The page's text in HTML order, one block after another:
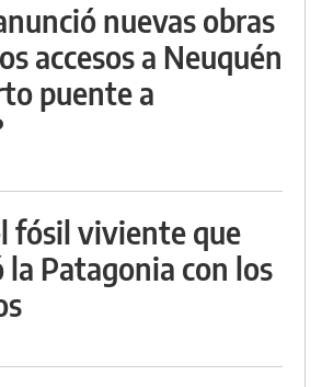
nuevas obras
accesos a Neuquén
puente a
fósil viviente que
Patagonia con los